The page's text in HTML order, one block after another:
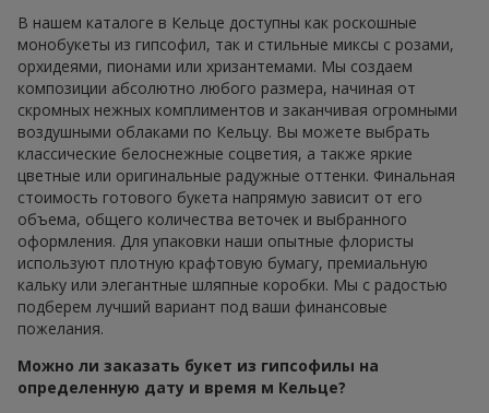
В нашем каталоге в Кельце доступны как роскошные
монобукеты из гипсофил, так и стильные миксы с розами,
орхидеями, пионами или хризантемами. Мы создаем
композиции абсолютно любого размера, начиная от
скромных нежных комплиментов и заканчивая огромными
воздушными облаками по Кельцу. Вы можете выбрать
классические белоснежные соцветия, а также яркие
цветные или оригинальные радужные оттенки. Финальная
стоимость готового букета напрямую зависит от его
объема, общего количества веточек и выбранного
оформления. Для упаковки наши опытные флористы
используют плотную крафтовую бумагу, премиальную
кальку или элегантные шляпные коробки. Мы с радостью
подберем лучший вариант под ваши финансовые
пожелания.
Можно ли заказать букет из гипсофилы на
определенную дату и время м Кельце?